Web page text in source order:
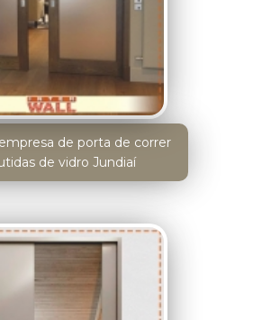
de porta de correr
de vidro Jundiaí